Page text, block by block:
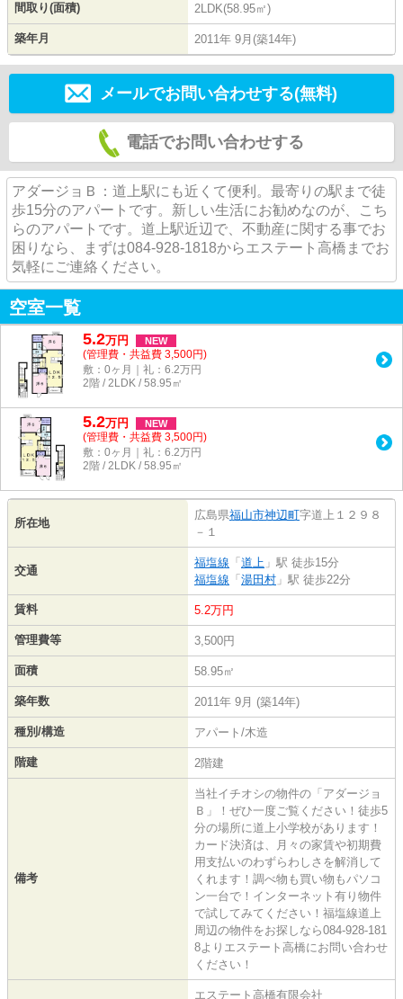
間取り(面積) 2LDK(58.95㎡)
築年月 2011年 9月(築14年)
メールでお問い合わせする(無料)
電話でお問い合わせする
アダージョＢ：道上駅にも近くて便利。最寄りの駅まで徒
歩15分のアパートです。新しい生活にお勧めなのが、こち
らのアパートです。道上駅近辺で、不動産に関する事でお
困りなら、まずは084-928-1818からエステート高橋までお
気軽にご連絡ください。
空室一覧
5.2万円 NEW
(管理費・共益費 3,500円)
敷：0ヶ月｜礼：6.2万円
2階 / 2LDK / 58.95㎡
5.2万円 NEW
(管理費・共益費 3,500円)
敷：0ヶ月｜礼：6.2万円
2階 / 2LDK / 58.95㎡
所在地
広島県福山市神辺町字道上１２９８
－１
交通
福塩線 「 道上 」駅 徒歩15分
福塩線 「 湯田村 」駅 徒歩22分
賃料 5.2万円
管理費等 3,500円
面積 58.95㎡
築年数 2011年 9月 (築14年)
種別/構造 アパート/木造
階建 2階建
備考
当社イチオシの物件の「アダージョ
Ｂ」！ぜひ一度ご覧ください！徒歩5
分の場所に道上小学校があります！
カード決済は、月々の家賃や初期費
用支払いのわずらわしさを解消して
くれます！調べ物も買い物もパソコ
ン一台で！インターネット有り物件
で試してみてください！福塩線道上
周辺の物件をお探しなら084-928-181
8よりエステート高橋にお問い合わせ
ください！
エステート高橋有限会社